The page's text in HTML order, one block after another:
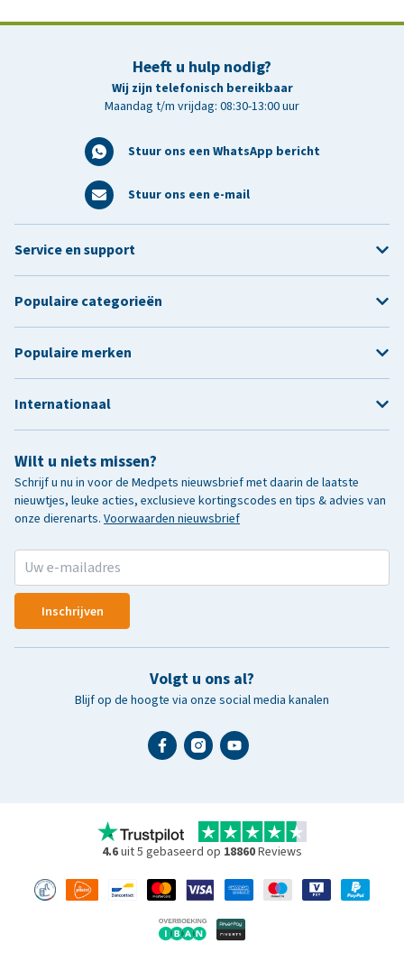
Heeft u hulp nodig?
Wij zijn telefonisch bereikbaar
Maandag t/m vrijdag: 08:30-13:00 uur
Stuur ons een WhatsApp bericht
Stuur ons een e-mail
Wilt u niets missen?
Schrijf u nu in voor de Medpets nieuwsbrief met daarin de laatste
nieuwtjes, leuke acties, exclusieve kortingscodes en tips & advies van
onze dierenarts. Voorwaarden nieuwsbrief
Inschrijven
Volgt u ons al?
Blijf op de hoogte via onze social media kanalen
Service en support
Populaire categorieën
Populaire merken
Internationaal
4.6uit 5 gebaseerd op 18860Reviews